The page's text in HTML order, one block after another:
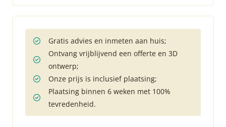
Gratis advies en inmeten aan huis;
Ontvang vrijblijvend een offerte en 3D
ontwerp;
Onze prijs is inclusief plaatsing;
Plaatsing binnen 6 weken met 100%
tevredenheid.